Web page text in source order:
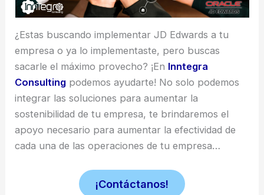
¿Estas buscando implementar JD Edwards a tu
empresa o ya lo implementaste, pero buscas
sacarle el máximo provecho? ¡En Inntegra
Consulting podemos ayudarte! No solo podemos
integrar las soluciones para aumentar la
sostenibilidad de tu empresa, te brindaremos el
apoyo necesario para aumentar la efectividad de
cada una de las operaciones de tu empresa…
¡Contáctanos!